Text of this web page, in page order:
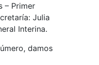
– Primer
Julia
Interina.
damos